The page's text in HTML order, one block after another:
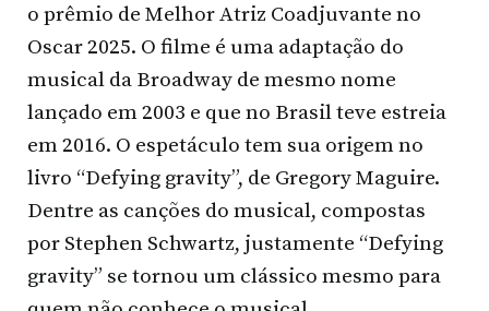
o prêmio de Melhor Atriz Coadjuvante no
Oscar 2025. O filme é uma adaptação do
musical da Broadway de mesmo nome
lançado em 2003 e que no Brasil teve estreia
em 2016. O espetáculo tem sua origem no
livro “Defying gravity”, de Gregory Maguire.
Dentre as canções do musical, compostas
por Stephen Schwartz, justamente “Defying
gravity” se tornou um clássico mesmo para